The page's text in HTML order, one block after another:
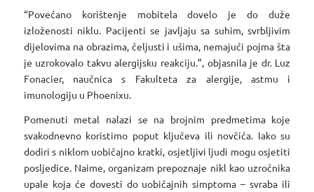
“Povećano korištenje mobitela dovelo je do duže
izloženosti niklu. Pacijenti se javljaju sa suhim, svrbljivim
dijelovima na obrazima, čeljusti i ušima, nemajući pojma šta
je uzrokovalo takvu alergijsku reakciju.”, objasnila je dr. Luz
Fonacier, naučnica s Fakulteta za alergije, astmu i
imunologiju u Phoenixu.
Pomenuti metal nalazi se na brojnim predmetima koje
svakodnevno koristimo poput ključeva ili novčića. Iako su
dodiri s niklom uobičajno kratki, osjetljivi ljudi mogu osjetiti
posljedice. Naime, organizam prepoznaje nikl kao uzročnika
upale koja će dovesti do uobičajnih simptoma – svraba ili